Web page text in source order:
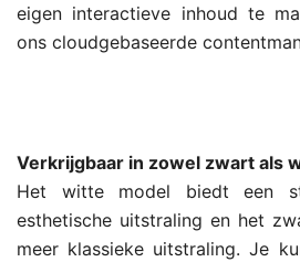
eigen interactieve inhoud te
ons cloudgebaseerde
Verkrijgbaar in zowel zwart als
Het witte model biedt een
esthetische uitstraling en het
meer klassieke uitstraling. Je